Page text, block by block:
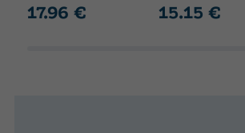
17.96 € 15.15 €